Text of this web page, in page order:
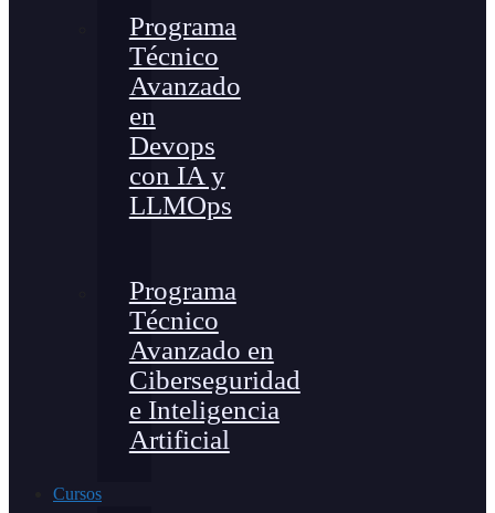
Programa
Técnico
Avanzado
en
Devops
con IA y
LLMOps
Programa
Técnico
Avanzado en
Ciberseguridad
e Inteligencia
Artificial
Cursos